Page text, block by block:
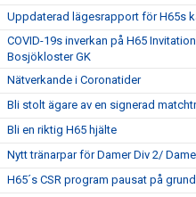
Uppdaterad lägesrapport för H65s
COVID-19s inverkan på H65
Bosjökloster GK
Nätverkande i Coronatider
Bli stolt ägare av en signerad
Bli en riktig H65 hjälte
Nytt tränarpar för Damer Div 2/
H65´s CSR program pausat på